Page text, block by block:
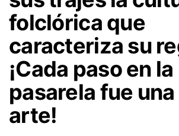
folclórica que
caracteriza su
¡Cada paso en la
pasarela fue
arte!